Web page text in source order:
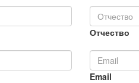
Отчество
Email